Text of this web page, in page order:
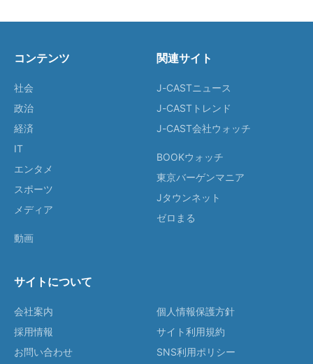
コンテンツ
社会
政治
経済
IT
エンタメ
スポーツ
メディア
動画
関連サイト
J-CASTニュース
J-CASTトレンド
J-CAST会社ウォッチ
BOOKウォッチ
東京バーゲンマニア
Jタウンネット
ゼロまる
サイトについて
会社案内
採用情報
お問い合わせ
個人情報保護方針
サイト利用規約
SNS利用ポリシー